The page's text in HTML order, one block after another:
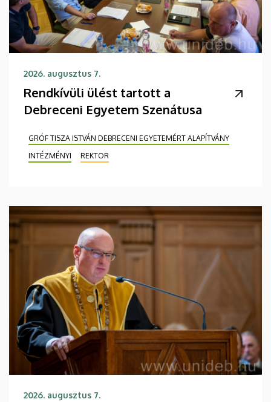
2026. augusztus 7.
Rendkívüli ülést tartott a
Debreceni Egyetem Szenátusa
GRÓF TISZA ISTVÁN DEBRECENI EGYETEMÉRT ALAPÍTVÁNY
INTÉZMÉNYI
REKTOR
2026. augusztus 7.